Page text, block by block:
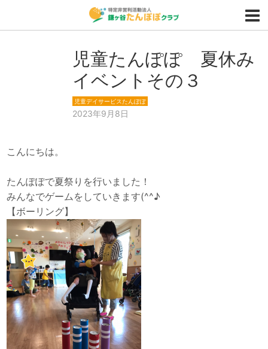
児童たんぽぽ 夏休み
イベントその３
児童デイサービスたんぽぽ
2023年9月8日
こんにちは。
たんぽぽで夏祭りを行いました！
みんなでゲームをしていきます(^^♪
【ボーリング】